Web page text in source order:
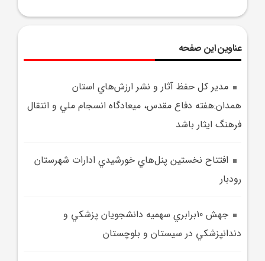
عناوین این صفحه
مدير کل حفظ آثار و نشر ارزش‌هاي استان
همدان:هفته دفاع مقدس، ميعادگاه انسجام ملي و انتقال
فرهنگ ايثار باشد
افتتاح نخستين پنل‌هاي خورشيدي ادارات شهرستان
رودبار
جهش 10برابري سهميه دانشجويان پزشکي و
دندانپزشکي در سيستان و بلوچستان